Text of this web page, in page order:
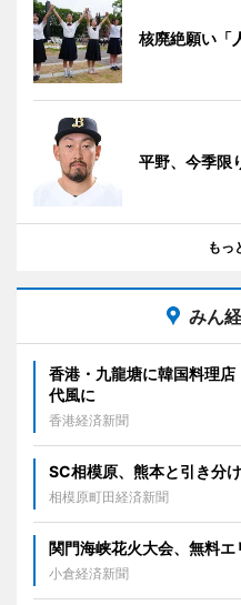
核廃絶願い「
平野、今季
もっ
みん
香港・九龍塘に韓国料理
代風に
香港経済新聞
SC相模原、熊本と引き分
相模原町田経済新聞
関門海峡花火大会、無料
小倉経済新聞